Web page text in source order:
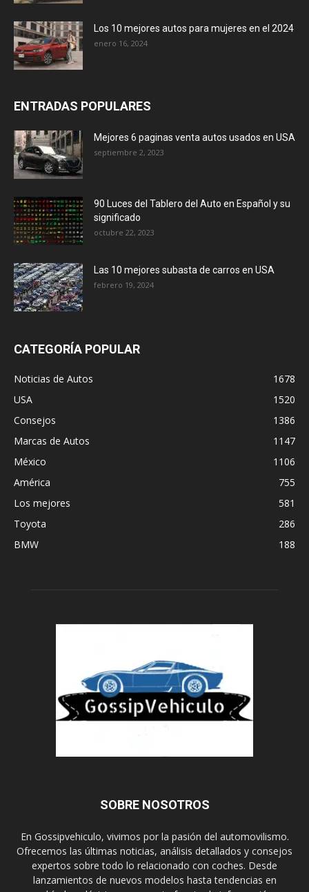
Los 10 mejores autos para mujeres en el 2024
enero 16, 2024
ENTRADAS POPULARES
Mejores 6 paginas venta autos usados en USA
septiembre 2, 2023
90 Luces del Tablero del Auto en Español y su
significado
octubre 22, 2023
Las 10 mejores subasta de carros en USA
febrero 19, 2024
CATEGORÍA POPULAR
Noticias de Autos
1678
USA
1520
Consejos
1386
Marcas de Autos
1147
México
1106
América
755
Los mejores
581
Toyota
286
BMW
188
SOBRE NOSOTROS
En Gossipvehiculo, vivimos por la pasión del automovilismo.
Ofrecemos las últimas noticias, análisis detallados y consejos
expertos sobre todo lo relacionado con coches. Desde
lanzamientos de nuevos modelos hasta tendencias en